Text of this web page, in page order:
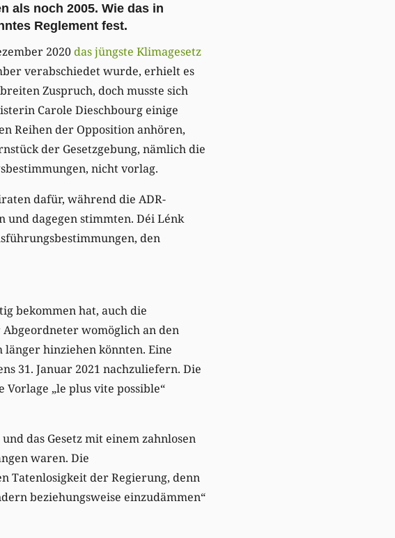
als noch 2005. Wie das in
Reglement fest.
2020das jüngste Klimagesetz
verabschiedet wurde, erhielt es
Zuspruch, doch musste sich
Carole Dieschbourg einige
Reihen der Opposition anhören,
der Gesetzgebung, nämlich die
nicht vorlag.
dafür, während die ADR-
dagegen stimmten. Déi Lénk
den
bekommen hat, auch die
Abgeordneter womöglich an den
hinziehen könnten. Eine
31. Januar 2021 nachzuliefern. Die
„le plus vite possible“
das Gesetz mit einem zahnlosen
waren. Die
Tatenlosigkeit der Regierung, denn
beziehungsweise einzudämmen“